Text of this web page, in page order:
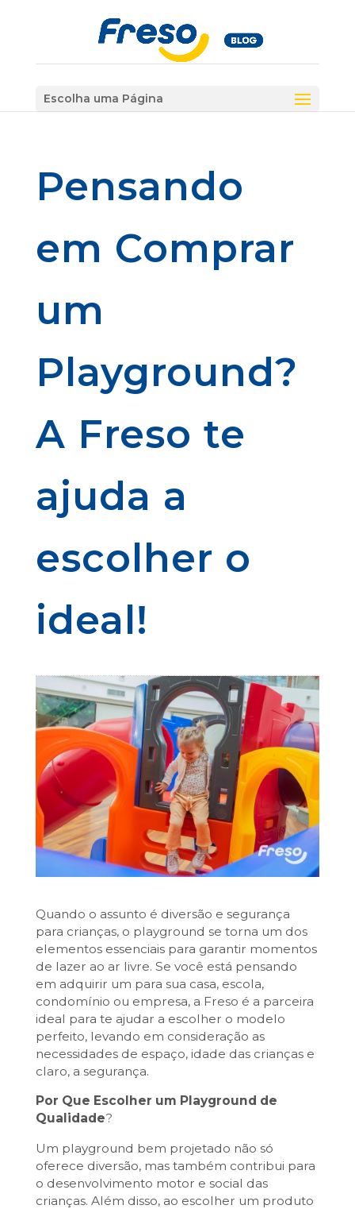
Escolha uma Página
Pensando
em Comprar
um
Playground?
A Freso te
ajuda a
escolher o
ideal!
Quando o assunto é diversão e segurança
para crianças, o playground se torna um dos
elementos essenciais para garantir momentos
de lazer ao ar livre. Se você está pensando
em adquirir um para sua casa, escola,
condomínio ou empresa, a Freso é a parceira
ideal para te ajudar a escolher o modelo
perfeito, levando em consideração as
necessidades de espaço, idade das crianças e
claro, a segurança.
Por Que Escolher um Playground de
Qualidade?
Um playground bem projetado não só
oferece diversão, mas também contribui para
o desenvolvimento motor e social das
crianças. Além disso, ao escolher um produto